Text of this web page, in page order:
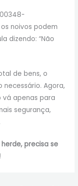
noivos podem
dizendo: “Não
de bens, o
Agora,
vá apenas para
segurança,
precisa se